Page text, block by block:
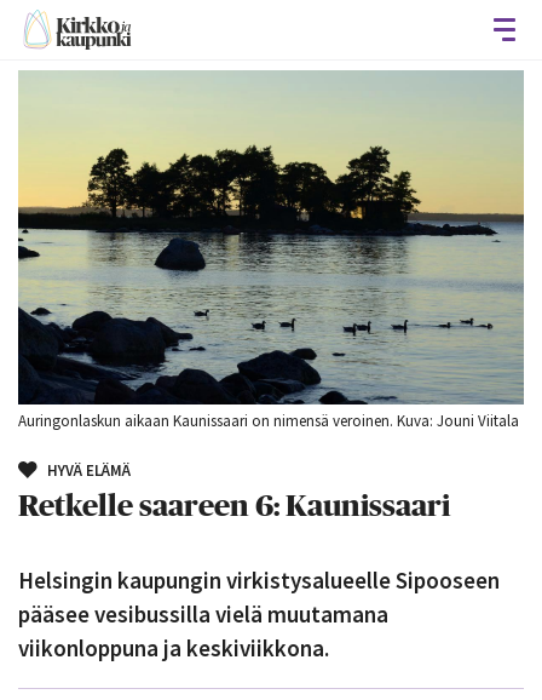
Auringonlaskun aikaan Kaunissaari on nimensä veroinen. Kuva: Jouni Viitala
HYVÄ ELÄMÄ
Retkelle saareen 6: Kaunissaari
Helsingin kaupungin virkistysalueelle Sipooseen
pääsee vesibussilla vielä muutamana
viikonloppuna ja keskiviikkona.